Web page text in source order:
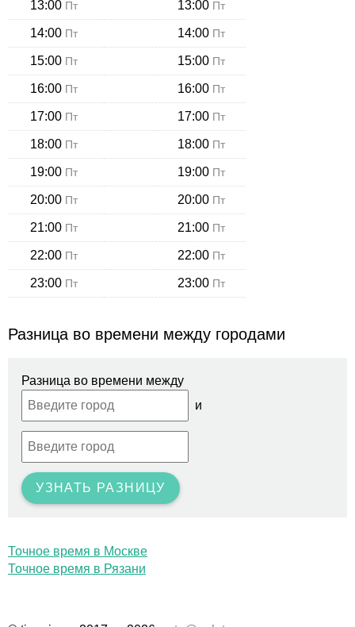
13:00 Пт 13:00 Пт
14:00 Пт 14:00 Пт
15:00 Пт 15:00 Пт
16:00 Пт 16:00 Пт
17:00 Пт 17:00 Пт
18:00 Пт 18:00 Пт
19:00 Пт 19:00 Пт
20:00 Пт 20:00 Пт
21:00 Пт 21:00 Пт
22:00 Пт 22:00 Пт
23:00 Пт 23:00 Пт
Разница во времени между городами
Разница во времени между
и
УЗНАТЬ РАЗНИЦУ
Точное время в Москве
Точное время в Рязани